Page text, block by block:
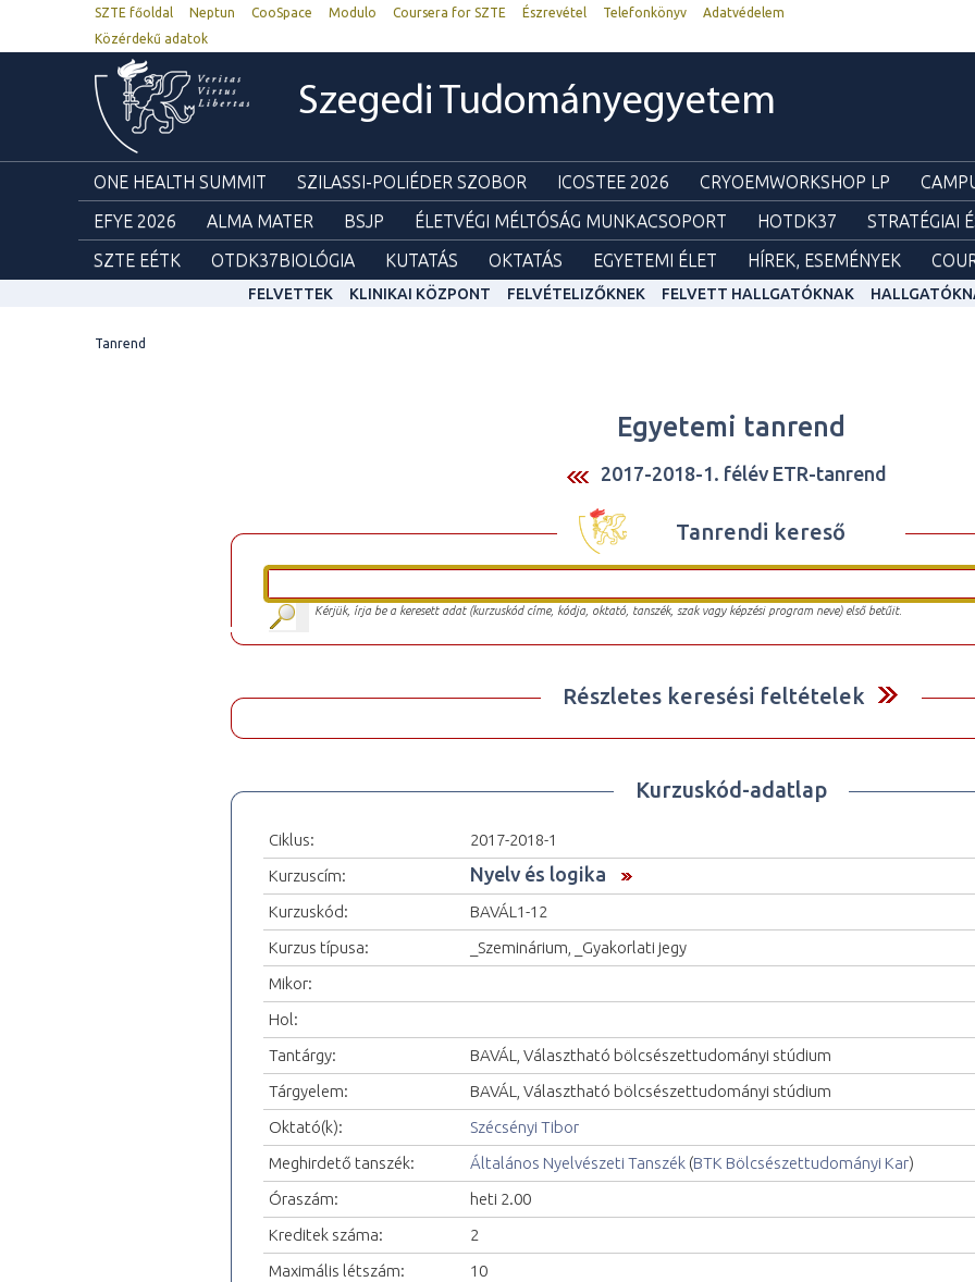
SZTE főoldal Neptun CooSpace Modulo Coursera for SZTE Észrevétel Telefonkönyv
Adatvédelem
Közérdekű adatok
Szegedi Tudományegyetem
ONE HEALTH SUMMIT SZILASSI-POLIÉDER SZOBOR ICOSTEE 2026 CRYOEMWORKSHOP LP
EFYE 2026
ALMA MATER BSJP ÉLETVÉGI MÉLTÓSÁG MUNKACSOPORT HOTDK37 STRATÉGIAI
SZTE EÉTK
OTDK37BIOLÓGIA KUTATÁS OKTATÁS EGYETEMI ÉLET HÍREK, ESEMÉNYEK
FELVETTEK KLINIKAI KÖZPONT FELVÉTELIZŐKNEK FELVETT HALLGATÓKNAK
Tanrend
Egyetemi tanrend
2017-2018-1. félév ETR-tanrend
Tanrendi kereső
Kérjük, írja be a keresett adat (kurzuskód címe, kódja, oktató, tanszék, szak vagy képzési program neve) első betűit.
Részletes keresési feltételek
Kurzuskód-adatlap
Ciklus:
2017-2018-1
Kurzuscím:
Nyelv és logika
Kurzuskód:
BAVÁL1-12
Kurzus típusa:
_Szeminárium, _Gyakorlati jegy
Mikor:
Hol:
Tantárgy:
BAVÁL, Választható bölcsészettudományi stúdium
Tárgyelem:
BAVÁL, Választható bölcsészettudományi stúdium
Oktató(k):
Szécsényi Tibor
Meghirdető tanszék:
Általános Nyelvészeti Tanszék (BTK Bölcsészettudományi Kar)
Óraszám:
heti 2.00
Kreditek száma:
2
Maximális létszám:
10